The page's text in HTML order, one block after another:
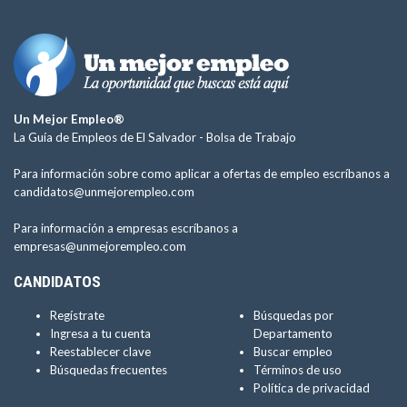
Un Mejor Empleo®
La Guía de Empleos de El Salvador - Bolsa de Trabajo
Para información sobre como aplicar a ofertas de empleo escríbanos a
candidatos@unmejorempleo.com
Para información a empresas escríbanos a
empresas@unmejorempleo.com
CANDIDATOS
Regístrate
Ingresa a tu cuenta
Reestablecer clave
Búsquedas frecuentes
Búsquedas por
Departamento
Buscar empleo
Términos de uso
Política de privacidad